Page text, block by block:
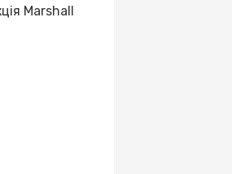
Marshall